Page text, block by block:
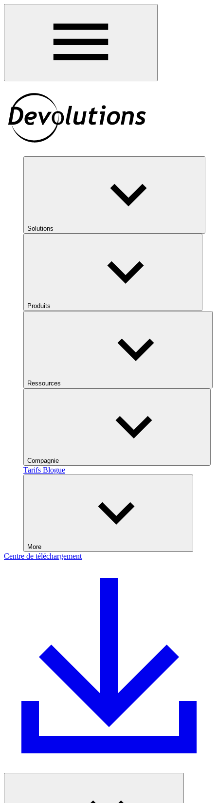
Solutions
Produits
Ressources
Compagnie
Tarifs Blogue
More
Centre de téléchargement